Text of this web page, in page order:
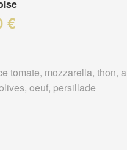
€
tomate, mozzarella, thon,
oeuf, persillade